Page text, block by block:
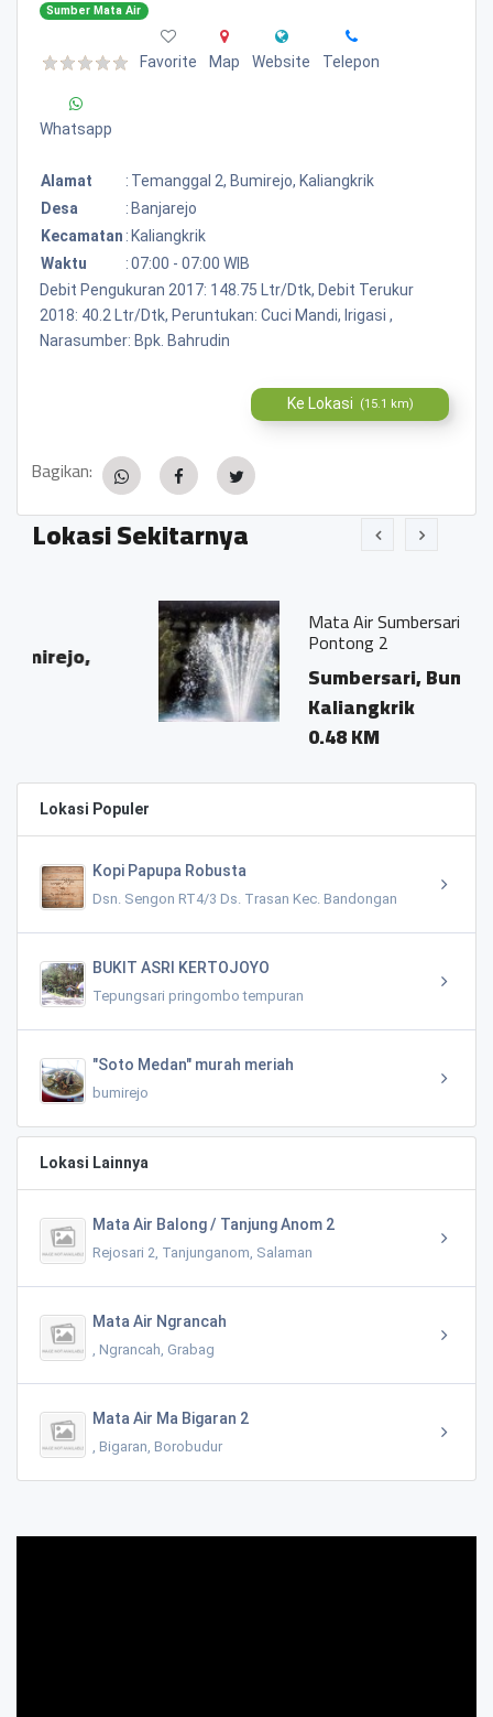
Sumber Mata Air
Favorite Map Website Telepon
Whatsapp
Alamat : Temanggal 2, Bumirejo, Kaliangkrik
Desa
: Banjarejo
Kecamatan : Kaliangkrik
Waktu
:07:00 - 07:00 WIB
Debit Pengukuran 2017: 148.75 Ltr/Dtk, Debit Terukur
2018: 40.2 Ltr/Dtk, Peruntukan: Cuci Mandi, Irigasi ,
Narasumber: Bpk. Bahrudin
Ke Lokasi (15.1 km)
Bagikan:
Lokasi Sekitarnya
Mata Air Sumbersari Setri / Tuk
Pontong 2
Sumbersari, Bumirejo,
Kaliangkrik
Lokasi Populer
Kopi Papupa Robusta
Dsn. Sengon RT4/3 Ds. Trasan Kec. Bandongan
BUKIT ASRI KERTOJOYO
Tepungsari pringombo tempuran
"Soto Medan" murah meriah
bumirejo
Lokasi Lainnya
Mata Air Balong / Tanjung Anom 2
Rejosari 2, Tanjunganom, Salaman
Mata Air Ngrancah
, Ngrancah, Grabag
Mata Air Ma Bigaran 2
, Bigaran, Borobudur